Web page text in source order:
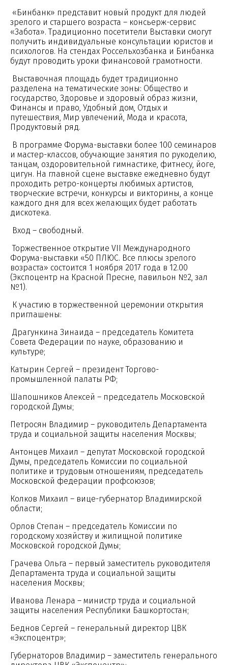
«Бинбанк» представит новый продукт для людей
зрелого и старшего возраста – консьерж-сервис
«Забота». Традиционно посетители Выставки смогут
получить индивидуальные консультации юристов и
психологов. На стендах Россельхозбанка и Бинбанка
будут проводить уроки финансовой грамотности.
Выставочная площадь будет традиционно
разделена на тематические зоны: Общество и
государство, Здоровье и здоровый образ жизни,
Финансы и право, Удобный дом, Отдых и
путешествия, Мир увлечений, Мода и красота,
Продуктовый ряд.
В программе Форума-выставки более 100 семинаров
и мастер-классов, обучающие занятия по рукоделию,
танцам, оздоровительной гимнастике, фитнесу, йоге,
цигун. На главной сцене выставке ежедневно будут
проходить ретро-концерты любимых артистов,
творческие встречи, конкурсы и викторины, а конце
каждого дня для всех желающих будет работать
дискотека.
Вход – свободный.
Торжественное открытие VII Международного
Форума-выставки «50 ПЛЮС. Все плюсы зрелого
возраста» состоится 1 ноября 2017 года в 12.00
(Экспоцентр на Красной Пресне, павильон №2, зал
№1).
К участию в торжественной церемонии открытия
приглашены:
Драгункина Зинаида – председатель Комитета
Совета Федерации по науке, образованию и
культуре;
Катырин Сергей – президент Торгово-
промышленной палаты РФ;
Шапошников Алексей – председатель Московской
городской Думы;
Петросян Владимир – руководитель Департамента
труда и социальной защиты населения Москвы;
Антонцев Михаил – депутат Московской городской
Думы, председатель Комиссии по социальной
политике и трудовым отношениям, председатель
Московской федерации профсоюзов;
Колков Михаил – вице-губернатор Владимирской
области;
Орлов Степан – председатель Комиссии по
городскому хозяйству и жилищной политике
Московской городской Думы;
Грачева Ольга – первый заместитель руководителя
Департамента труда и социальной защиты
населения Москвы;
Иванова Ленара – министр труда и социальной
защиты населения Республики Башкортостан;
Беднов Сергей – генеральный директор ЦВК
«Экспоцентр»;
Губернаторов Владимир – заместитель генерального